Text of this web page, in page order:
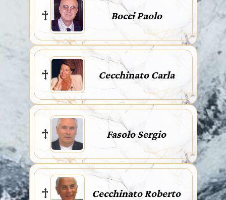
Bocci Paolo
Cecchinato Carla
Fasolo Sergio
Cecchinato Roberto